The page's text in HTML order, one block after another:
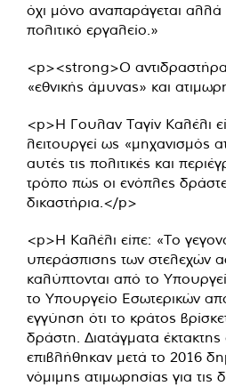
όχι μόνο αναπαράγεται αλλά
πολιτικό εργαλείο.»
<p><strong>Ο
«εθνικής άμυνας» και
<p>Η Γουλαν Ταγίν Καλέλι
λειτουργεί ως «μηχανισμός
αυτές τις πολιτικές και
τρόπο πώς οι ενόπλες
δικαστήρια.</p>
<p>Η Καλέλι είπε: «Το
υπεράσπισης των στελεχών
καλύπτονται από το
το Υπουργείο Εσωτερικών
εγγύηση ότι το κράτος
δράστη. Διατάγματα
επιβλήθηκαν μετά το 2016
νόμιμης ατιμωρησίας για τις